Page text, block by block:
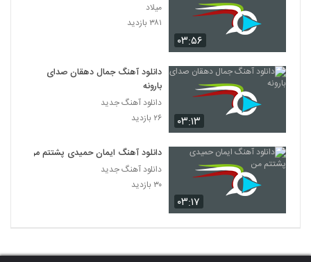
۰۳:۵۶
میلاد
۳۸۱ بازدید
۰۳:۱۳
دانلود آهنگ جمال دهقان صدای
بارونه
دانلود آهنگ جدید
۲۶ بازدید
۰۳:۱۷
دانلود آهنگ ایمان حمیدی پشتتم من
دانلود آهنگ جدید
۳۰ بازدید